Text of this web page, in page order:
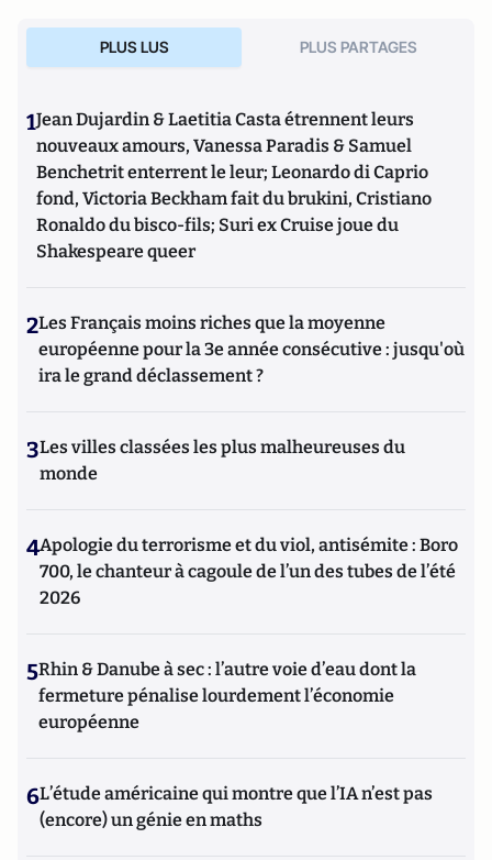
PLUS LUS PLUS PARTAGES
1Jean Dujardin & Laetitia Casta étrennent leurs
nouveaux amours, Vanessa Paradis & Samuel
Benchetrit enterrent le leur; Leonardo di Caprio
fond, Victoria Beckham fait du brukini, Cristiano
Ronaldo du bisco-fils; Suri ex Cruise joue du
Shakespeare queer
2Les Français moins riches que la moyenne
européenne pour la 3e année consécutive : jusqu'où
ira le grand déclassement ?
3Les villes classées les plus malheureuses du
monde
4Apologie du terrorisme et du viol, antisémite : Boro
700, le chanteur à cagoule de l’un des tubes de l’été
2026
5Rhin & Danube à sec : l’autre voie d’eau dont la
fermeture pénalise lourdement l’économie
européenne
6L’étude américaine qui montre que l’IA n’est pas
(encore) un génie en maths